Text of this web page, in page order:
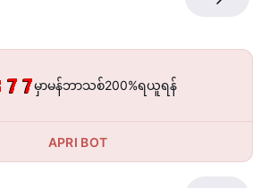
မှာမန်ဘာသစ်200%ရယူရန်
APRI BOT